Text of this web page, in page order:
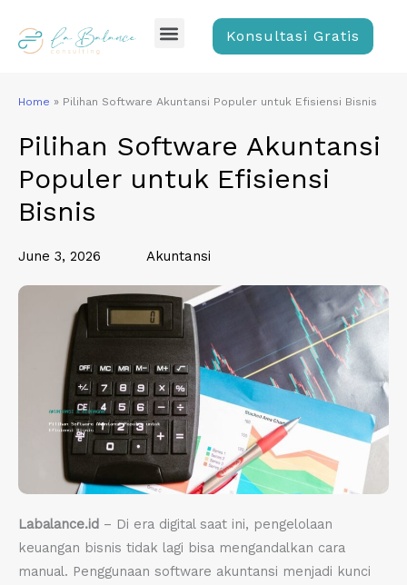
content
Menu Konsultasi Gratis
Home » Pilihan Software Akuntansi Populer untuk Efisiensi Bisnis
Pilihan Software Akuntansi
Populer untuk Efisiensi
Bisnis
June 3, 2026 Akuntansi
Labalance.id – Di era digital saat ini, pengelolaan
keuangan bisnis tidak lagi bisa mengandalkan cara
manual. Penggunaan software akuntansi menjadi kunci